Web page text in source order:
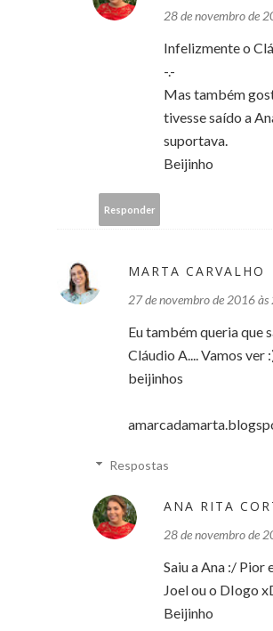
28 de novembro de
Infelizmente o
-.-
Mas também
tivesse saído a
suportava.
Beijinho
Responder
MARTA CARVALHO
27 de novembro de 2016
Eu também queria que
Cláudio A.... Vamos ver
beijinhos
Respostas
ANA RITA
28 de novembro de
Saiu a Ana :/ Pior
Joel ou o DIogo
Beijinho